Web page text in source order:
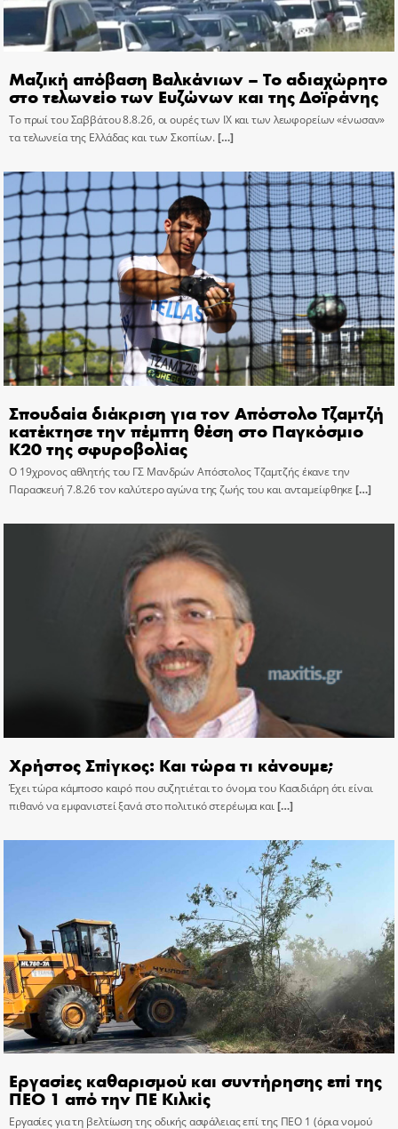
Μαζική απόβαση Βαλκάνιων – Το αδιαχώρητο
στο τελωνείο των Ευζώνων και της Δοϊράνης
Το πρωί του Σαββάτου 8.8.26, οι ουρές των ΙΧ και των λεωφορείων «ένωσαν»
τα τελωνεία της Ελλάδας και των Σκοπίων.[…]
Σπουδαία διάκριση για τον Απόστολο Τζαμτζή
κατέκτησε την πέμπτη θέση στο Παγκόσμιο
Κ20 της σφυροβολίας
Ο 19χρονος αθλητής του ΓΣ Μανδρών Απόστολος Τζαμτζής έκανε την
Παρασκευή 7.8.26 τον καλύτερο αγώνα της ζωής του και ανταμείφθηκε[…]
Χρήστος Σπίγκος: Και τώρα τι κάνουμε;
Έχει τώρα κάμποσο καιρό που συζητιέται το όνομα του Κασιδιάρη ότι είναι
πιθανό να εμφανιστεί ξανά στο πολιτικό στερέωμα και[…]
Εργασίες καθαρισμού και συντήρησης επί της
ΠΕΟ 1 από την ΠΕ Κιλκίς
Εργασίες για τη βελτίωση της οδικής ασφάλειας επί της ΠΕΟ 1 (όρια νομού